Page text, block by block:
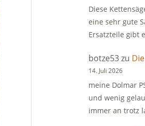
Diese
eine sehr gute
Ersatzteile gibt
botze53zu
14. Juli 2026
meine Dolmar
und wenig
immer an trotz